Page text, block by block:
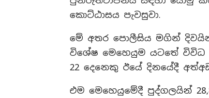
කොට්ඨාසය පැවසුවා.
මේ අතර පොලීසිය මගින් දිවයින
විශේෂ මෙහෙයුම යටතේ
22 දෙනෙකු ඊයේ දිනයේදී
එම මෙහෙයුමේදී පුද්ගලයින්